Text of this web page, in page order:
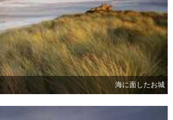
海に面したお城